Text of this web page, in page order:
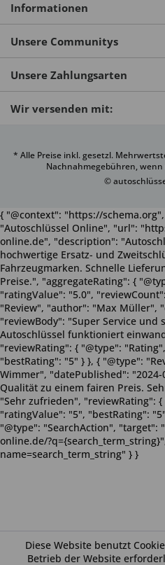
Informationen
Unsere Communitys
Unsere Zahlungsarten
Wir versenden mit:
* Alle Preise inkl. gesetzl.
Nachnahmegebühren,
©
Diese Website benutzt
Betrieb der Website
{ "@context": "https://
"Autoschlüssel Online", "url":
online.de", "description":
hochwertige Ersatz- und
Fahrzeugmarken. Schnelle
Preise.", "aggregateRating": {
"ratingValue": "5.0",
"Review", "author": "Max Müller",
"reviewBody": "Super Service und
Autoschlüssel funktioniert
"reviewRating": { "@type":
"bestRating": "5" } }, { "@type":
Wimmer", "datePublished":
Qualität zu einem fairen Preis.
"Sehr zufrieden", "reviewRating":
"ratingValue": "5", "bestRating":
"@type": "SearchAction", "target":
online.de/
name=search_term_string" } }